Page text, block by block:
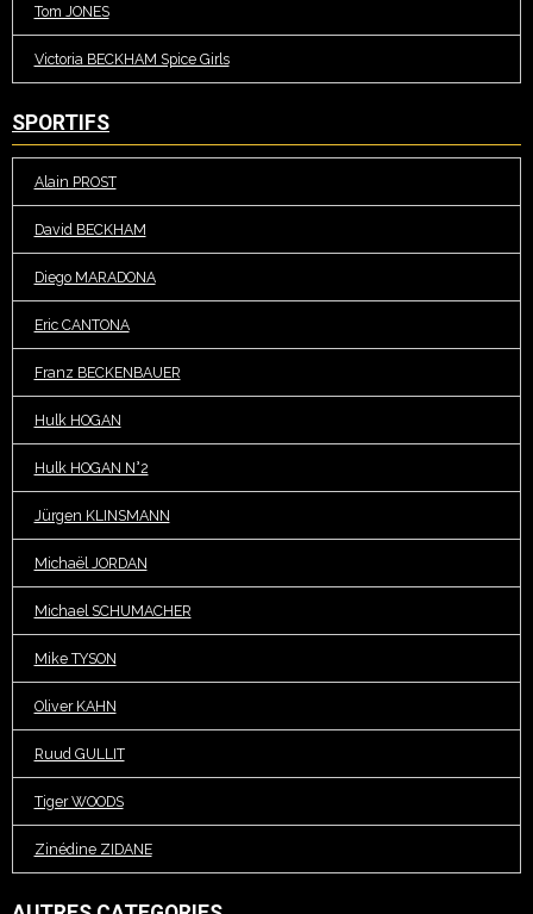
Tom JONES
Victoria BECKHAM Spice Girls
SPORTIFS
Alain PROST
David BECKHAM
Diego MARADONA
Eric CANTONA
Franz BECKENBAUER
Hulk HOGAN
Hulk HOGAN N°2
Jürgen KLINSMANN
Michaël JORDAN
Michael SCHUMACHER
Mike TYSON
Oliver KAHN
Ruud GULLIT
Tiger WOODS
Zinédine ZIDANE